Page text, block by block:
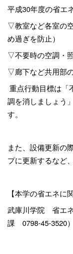
平成30年度の省エ
▽教室など各室の
め過ぎを防止）
▽不要時の空調・
▽廊下など共用部
重点行動目標は「
調を消しましょう」
す。
また、設備更新の
プに更新するなど
【本学の省エネに
武庫川学院 省エ
課 0798-45-3520）